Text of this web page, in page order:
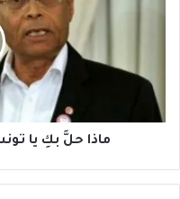
انتفاضة
(3)
ماذا حلَّ بكِ يا تونس